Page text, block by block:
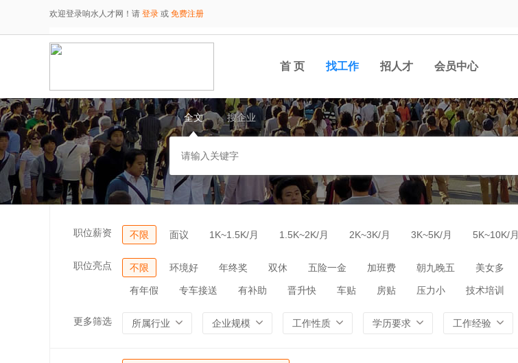
欢迎登录响水人才网！请 登录 或 免费注册
首 页 找工作 招人才 会员中心
全文 搜企业
职位薪资 不限 面议 1K~1.5K/月 1.5K~2K/月 2K~3K/月 3K~5K/月 5K~10K/月
职位亮点 不限 环境好 年终奖 双休 五险一金 加班费 朝九晚五 美女多
有年假 专车接送 有补助 晋升快 车贴 房贴 压力小 技术培训
更多筛选 所属行业 企业规模 工作性质 学历要求 工作经验